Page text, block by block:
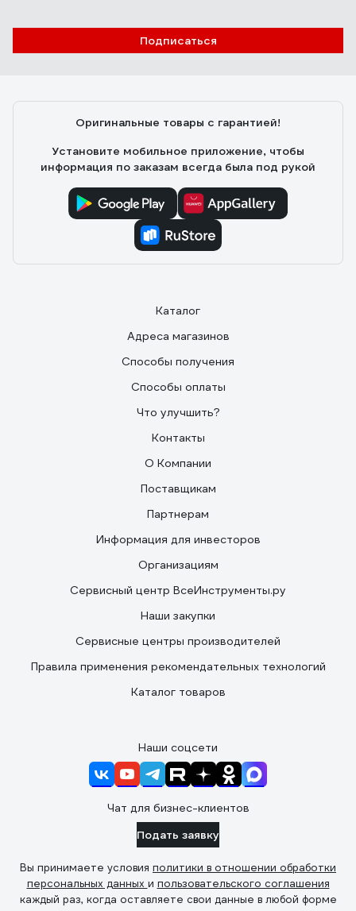
Подписаться
Оригинальные товары с гарантией!
Установите мобильное приложение, чтобы
информация по заказам всегда была под рукой
Каталог
Адреса магазинов
Способы получения
Способы оплаты
Что улучшить?
Контакты
О Компании
Поставщикам
Партнерам
Информация для инвесторов
Организациям
Сервисный центр ВсеИнструменты.ру
Наши закупки
Сервисные центры производителей
Правила применения рекомендательных технологий
Каталог товаров
Наши соцсети
Чат для бизнес-клиентов
Подать заявку
Вы принимаете условия политики в отношении обработки
персональных данных и пользовательского соглашения
каждый раз, когда оставляете свои данные в любой форме